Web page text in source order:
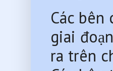
Các bên
giai
ra trên